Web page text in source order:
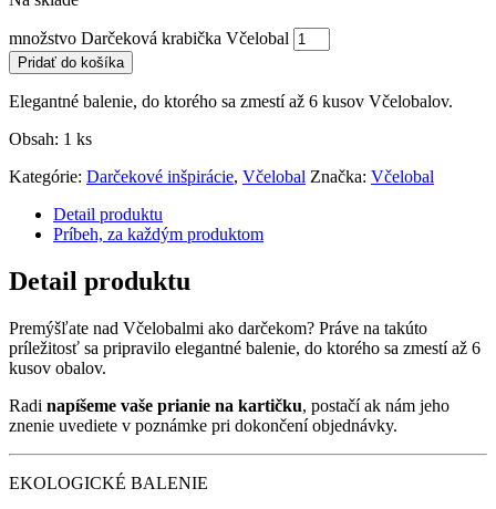
množstvo Darčeková krabička Včelobal
Pridať do košíka
Elegantné balenie, do ktorého sa zmestí až 6 kusov Včelobalov.
Obsah: 1 ks
Kategórie: Darčekové inšpirácie, Včelobal Značka: Včelobal
Detail produktu
Príbeh, za každým produktom
Detail produktu
Premýšľate nad Včelobalmi ako darčekom? Práve na takúto
príležitosť sa pripravilo elegantné balenie, do ktorého sa zmestí až 6
kusov obalov.
Radi napíšeme vaše prianie na kartičku, postačí ak nám jeho
znenie uvediete v poznámke pri dokončení objednávky.
EKOLOGICKÉ BALENIE